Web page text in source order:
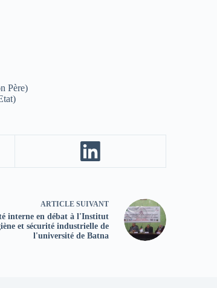
Père)
ARTICLE SUIVANT
interne en débat à l'Institut
et sécurité industrielle de
l'université de Batna